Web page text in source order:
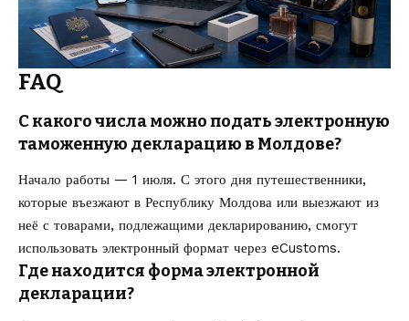
FAQ
С какого числа можно подать электронную
таможенную декларацию в Молдове?
Начало работы — 1 июля. С этого дня путешественники,
которые въезжают в Республику Молдова или выезжают из
неё с товарами, подлежащими декларированию, смогут
использовать электронный формат через eCustoms.
Где находится форма электронной
декларации?